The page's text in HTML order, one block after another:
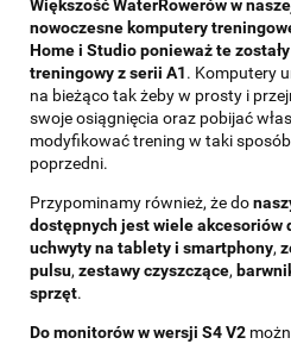
Większość WaterRowerów w
nowoczesne komputery
Home i Studio ponieważ te
treningowy z serii A1. Komputery
na bieżąco tak żeby w prosty i
swoje osiągnięcia oraz pobijać
modyfikować trening w taki
poprzedni.
Przypominamy również, że do
dostępnych jest wiele akcesoriów
uchwyty na tablety i smartphony,
pulsu, zestawy czyszczące,
sprzęt.
Do monitorów w wersji S4 V2